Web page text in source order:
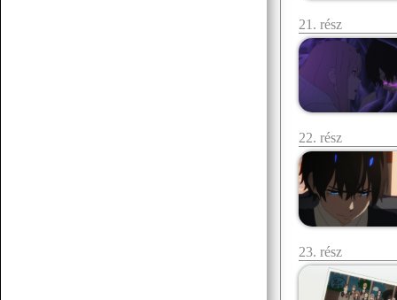
21. rész
22. rész
23. rész